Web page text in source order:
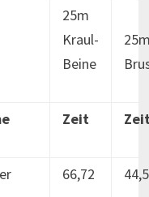
25m
Kraul-
Beine
Zeit
66,72